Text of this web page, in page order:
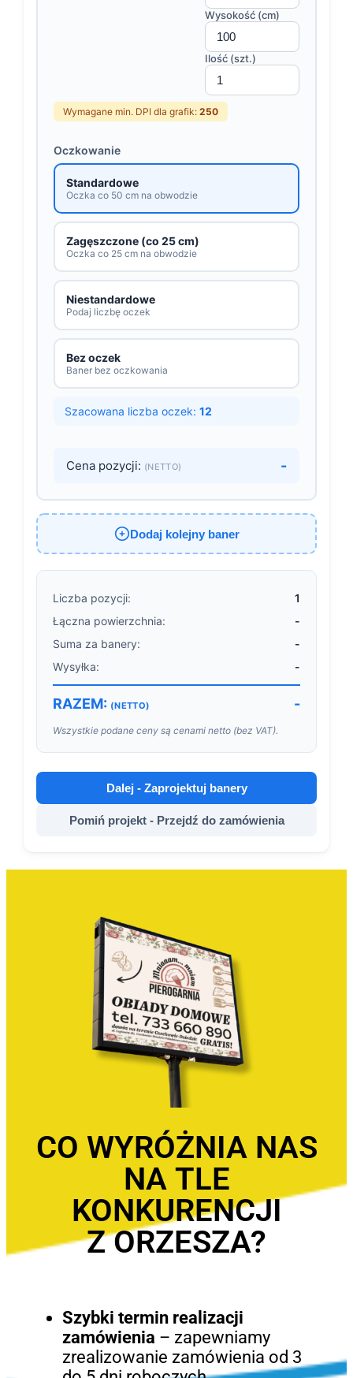
Wysokość (cm)
Ilość (szt.)
Wymagane min. DPI dla grafik: 250
Oczkowanie
Standardowe
Oczka co 50 cm na obwodzie
Zagęszczone (co 25 cm)
Oczka co 25 cm na obwodzie
Niestandardowe
Podaj liczbę oczek
Bez oczek
Baner bez oczkowania
Szacowana liczba oczek: 12
Cena pozycji: (NETTO) -
Dodaj kolejny baner
Liczba pozycji:
1
Łączna powierzchnia:
-
Suma za banery:
-
Wysyłka:
-
RAZEM: (NETTO) -
Wszystkie podane ceny są cenami netto (bez VAT).
Dalej - Zaprojektuj banery
Pomiń projekt - Przejdź do zamówienia
CO WYRÓŻNIA NAS
NA TLE
KONKURENCJI
Z ORZESZA?
Szybki termin realizacji
zamówienia – zapewniamy
zrealizowanie zamówienia od 3